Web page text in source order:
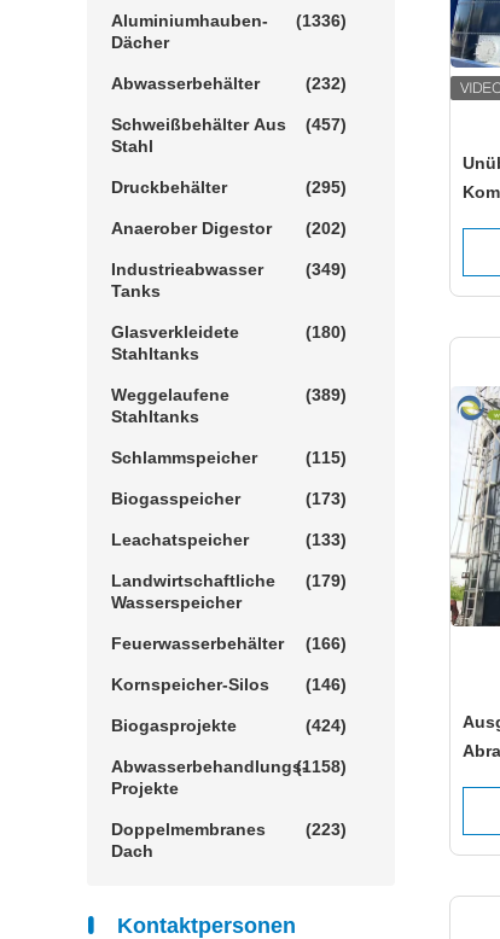
Aluminiumhauben-
Dächer
(1336)
Abwasserbehälter (232)
Schweißbehälter Aus
Stahl
(457)
Druckbehälter (295)
Anaerober Digestor (202)
Industrieabwasser
Tanks
(349)
Glasverkleidete
Stahltanks
(180)
Weggelaufene
Stahltanks
(389)
Schlammspeicher (115)
Biogasspeicher (173)
Leachatspeicher (133)
Landwirtschaftliche
Wasserspeicher
(179)
Feuerwasserbehälter (166)
Kornspeicher-Silos (146)
Biogasprojekte (424)
Abwasserbehandlungs-
Projekte
(1158)
Doppelmembranes
Dach
(223)
Kontaktpersonen